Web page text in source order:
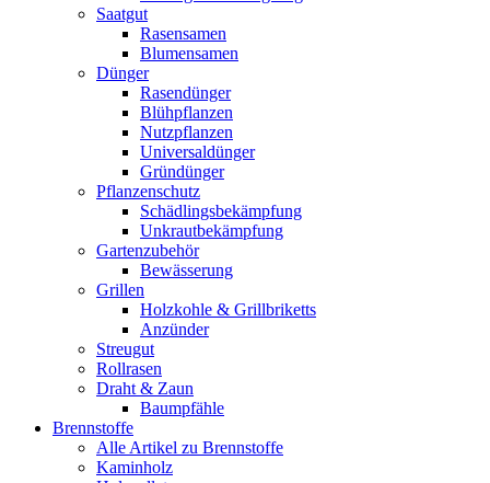
Saatgut
Rasensamen
Blumensamen
Dünger
Rasendünger
Blühpflanzen
Nutzpflanzen
Universaldünger
Gründünger
Pflanzenschutz
Schädlingsbekämpfung
Unkrautbekämpfung
Gartenzubehör
Bewässerung
Grillen
Holzkohle & Grillbriketts
Anzünder
Streugut
Rollrasen
Draht & Zaun
Baumpfähle
Brennstoffe
Alle Artikel zu Brennstoffe
Kaminholz